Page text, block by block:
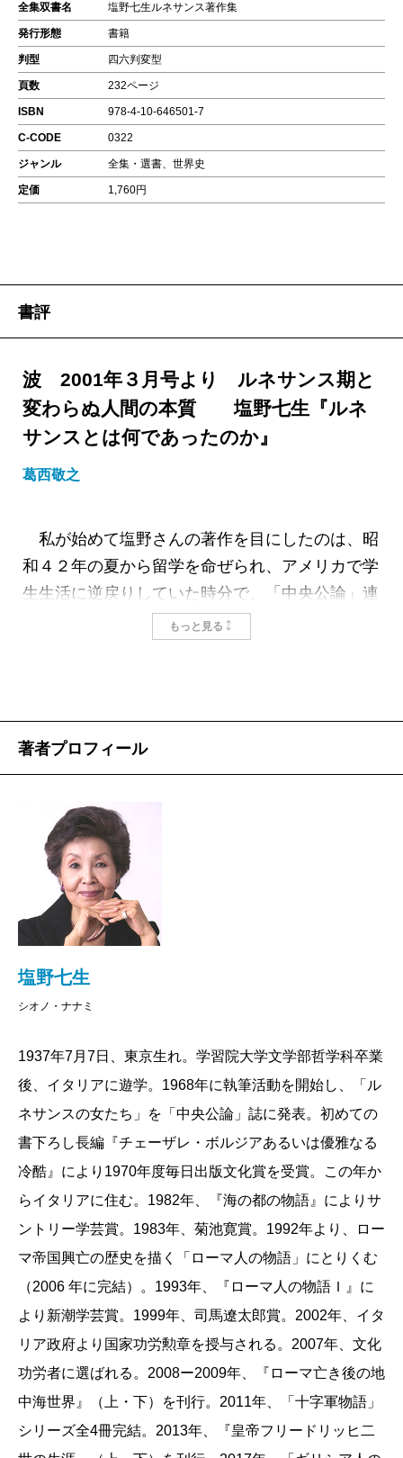
全集双書名 塩野七生ルネサンス著作集
発行形態 書籍
判型 四六判変型
頁数 232ページ
ISBN 978-4-10-646501-7
C-CODE 0322
ジャンル 全集・選書、世界史
定価 1,760円
書評
波 2001年３月号より ルネサンス期と
変わらぬ人間の本質 塩野七生『ルネ
サンスとは何であったのか』
葛西敬之
私が始めて塩野さんの著作を目にしたのは、昭
和４２年の夏から留学を命ぜられ、アメリカで学
生生活に逆戻りしていた時分で、「中央公論」連
載中の「ルネサンスの女たち」であった。自分自
的に思い込んでしまった。「人は自身を尺度とし
法学部の学生時代、「政治・外交史」には興味をそ
そられたが、それはフランス革命以降の近代ヨーロッ
パが舞台であり、率直にいってルネサンスという時代
は入試の世界史以上には馴染みのない世界だった。塩
とがなければその儘で終わったと思う。「文芸復興」
に視線を限定せず、その時期の世界情勢と諸国家の経
運動を位置付け、個々の担い手の座標を明らかにして
行く手法が、フランス革命時代で止っていた私の歴史
的関心を、ルネサンス時代にまで遡らせてくれた。こ
の時代に対する私の知識、共感は全て塩野さんの著作
を読むことに依って得られたものである。
このたび出版される『ルネサンスとは何であったの
か』は３０年以上に及ぶルネサンス研究の「総論」で
あろう。フィレンツェで花開き、ローマに展開し、大
航海時代の精神的衝動となり、ヴェネツィアで終焉を
迎えるルネサンスが俯瞰され、簡潔にまとめられてい
る。これまでの「歴史物語」「小説」などの形式に加
えた新しい試みとしての「対話方式」で話が進められ
る。厳密には「問答」様式という方が正確かもしれな
もっと見る
著者プロフィール
塩野七生
シオノ・ナナミ
1937年7月7日、東京生れ。学習院大学文学部哲学科卒業
後、イタリアに遊学。1968年に執筆活動を開始し、「ル
ネサンスの女たち」を「中央公論」誌に発表。初めての
書下ろし長編『チェーザレ・ボルジアあるいは優雅なる
冷酷』により1970年度毎日出版文化賞を受賞。この年か
らイタリアに住む。1982年、『海の都の物語』によりサ
ントリー学芸賞。1983年、菊池寛賞。1992年より、ロー
マ帝国興亡の歴史を描く「ローマ人の物語」にとりくむ
（2006 年に完結）。1993年、『ローマ人の物語Ｉ』に
より新潮学芸賞。1999年、司馬遼太郎賞。2002年、イタ
リア政府より国家功労勲章を授与される。2007年、文化
功労者に選ばれる。2008ー2009年、『ローマ亡き後の地
中海世界』（上・下）を刊行。2011年、「十字軍物語」
シリーズ全4冊完結。2013年、『皇帝フリードリッヒ二